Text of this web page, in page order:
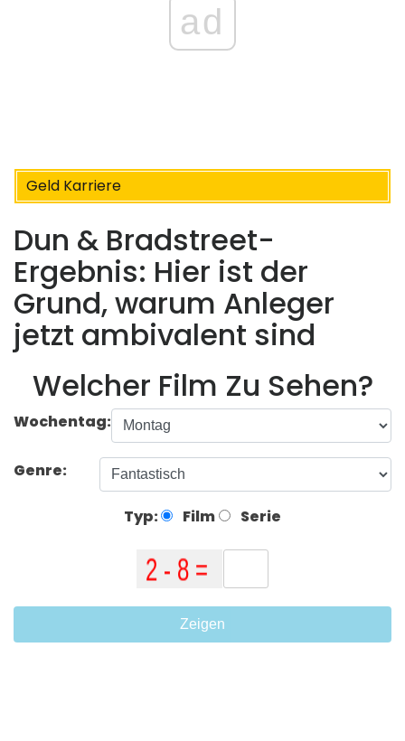
ad
Geld Karriere
Dun & Bradstreet-
Ergebnis: Hier ist der
Grund, warum Anleger
jetzt ambivalent sind
Welcher Film Zu Sehen?
Wochentag:
Genre:
Typ: Film Serie
Zeigen